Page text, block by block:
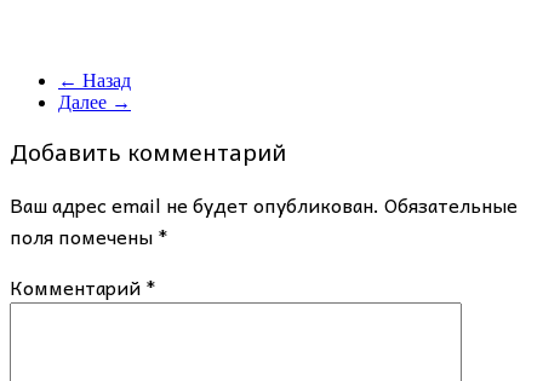
← Назад
Далее →
Добавить комментарий
Ваш адрес email не будет опубликован. Обязательные
поля помечены*
Комментарий*